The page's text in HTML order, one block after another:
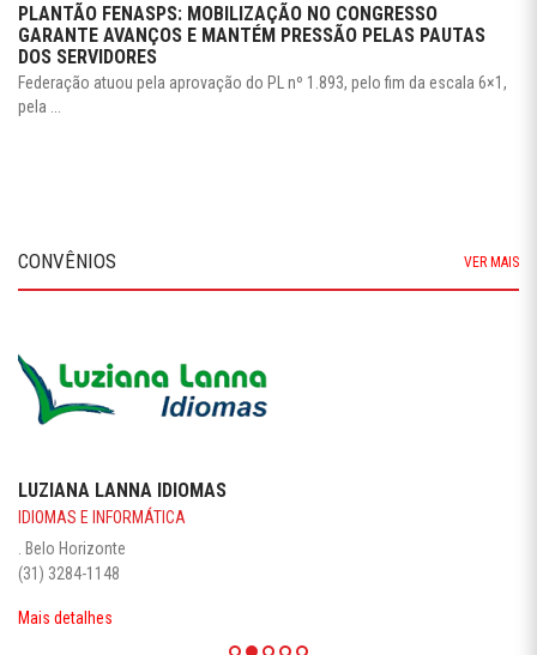
PLANTÃO FENASPS: MOBILIZAÇÃO NO CONGRESSO
GARANTE AVANÇOS E MANTÉM PRESSÃO PELAS PAUTAS
DOS SERVIDORES
Federação atuou pela aprovação do PL nº 1.893, pelo fim da escala 6×1,
pela ...
CONVÊNIOS VER MAIS
LUZIANA LANNA IDIOMAS
IDIOMAS E INFORMÁTICA
. Belo Horizonte
(31) 3284-1148
Mais detalhes